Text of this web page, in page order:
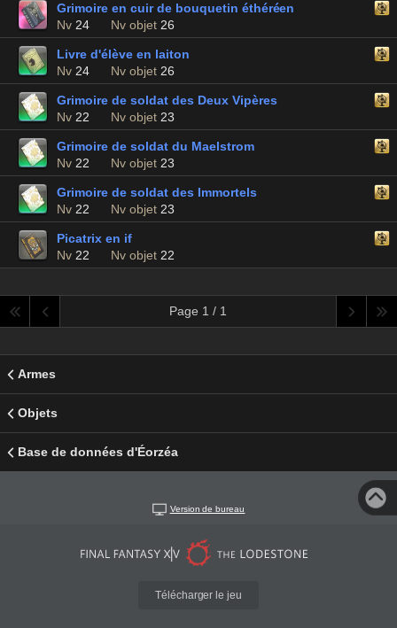
Grimoire en cuir de bouquetin éthéréen
Nv 24 Nv objet 26
Livre d'élève en laiton
Nv 24 Nv objet 26
Grimoire de soldat des Deux Vipères
Nv 22 Nv objet 23
Grimoire de soldat du Maelstrom
Nv 22 Nv objet 23
Grimoire de soldat des Immortels
Nv 22 Nv objet 23
Picatrix en if
Nv 22 Nv objet 22
Page 1 / 1
Armes
Objets
Base de données d'Éorzéa
Version de bureau
Télécharger le jeu